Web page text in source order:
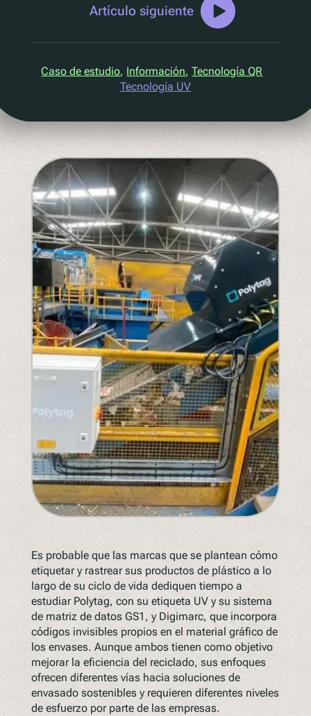
Clasificación mejorada
Lucozade
Ocado
Aldi
One Water
Entender la próxima legislación
PPWR
SB54
EPR
ESPR
Contacto
Conozca al equipo
Socios
Premios
QR al cuadrado de Polytag
Artículo siguiente
Caso de estudio, Información, Tecnología QR
Tecnología UV
Es probable que las marcas que se plantean cómo
etiquetar y rastrear sus productos de plástico a lo
largo de su ciclo de vida dediquen tiempo a
estudiar Polytag, con su etiqueta UV y su sistema
de matriz de datos GS1, y Digimarc, que incorpora
códigos invisibles propios en el material gráfico de
los envases. Aunque ambos tienen como objetivo
mejorar la eficiencia del reciclado, sus enfoques
ofrecen diferentes vías hacia soluciones de
envasado sostenibles y requieren diferentes niveles
de esfuerzo por parte de las empresas.